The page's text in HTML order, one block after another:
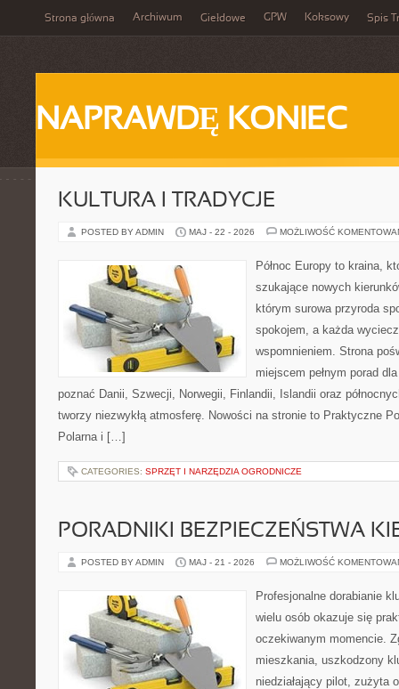
Strona główna Archiwum Giełdowe GPW Koksowy Spis
NAPRAWDĘ KONIEC
KULTURA I TRADYCJE
POSTED BY ADMIN MAJ - 22 - 2026 MOŻLIWOŚĆ
Północ Europy to kraina,
szukające nowych
którym surowa przyroda
spokojem, a każda
wspomnieniem. Strona
miejscem pełnym porad
poznać Danii, Szwecji, Norwegii, Finlandii, Islandii oraz
tworzy niezwykłą atmosferę. Nowości na stronie to Praktyczne
Polarna i […]
CATEGORIES: SPRZĘT I NARZĘDZIA OGRODNICZE
PORADNIKI BEZPIECZEŃSTWA
POSTED BY ADMIN MAJ - 21 - 2026 MOŻLIWOŚĆ
Profesjonalne dorabianie
wielu osób okazuje się
oczekiwanym momencie.
mieszkania, uszkodzony
niedziałający pilot, zużyta